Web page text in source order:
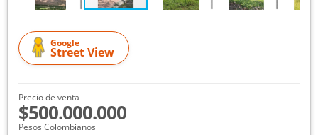
Google
Street View
Precio de venta
$500.000.000
Pesos Colombianos